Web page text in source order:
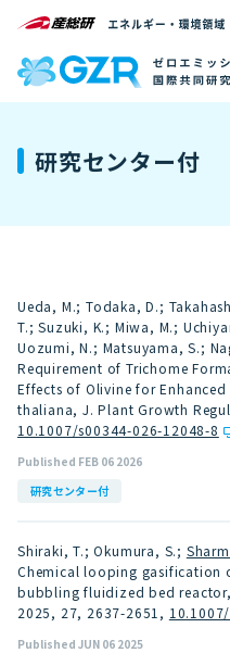
研究センター付
Ueda, M.; Todaka, D.;
T.; Suzuki, K.; Miwa, M.;
Uozumi, N.; Matsuyama, S.;
Requirement of Trichome
Effects of Olivine for
thaliana, J. Plant Growth
10.1007/s00344-026-12048-8
Published FEB 06 2026
研究センター付
Shiraki, T.; Okumura, S.;
Chemical looping gasification
bubbling fluidized bed reactor,
2025, 27, 2637-2651 ,
Published JUN 06 2025